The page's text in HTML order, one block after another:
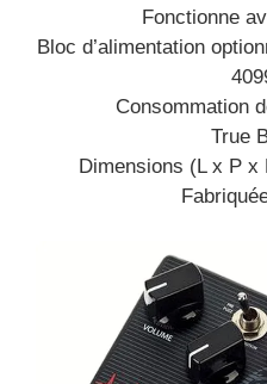
Fonctionne
Bloc d’alimentation
Consommation
True
Dimensions (L x P x